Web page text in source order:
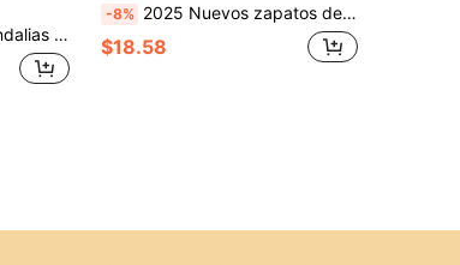
de forma especial y correa
-8% 2025 Nuevos zapatos de tacón alto de punta negra, tacón delgado, acento elegante de hebilla, bombas de slip-on sexy para el trabajo y el transporte
$18.58